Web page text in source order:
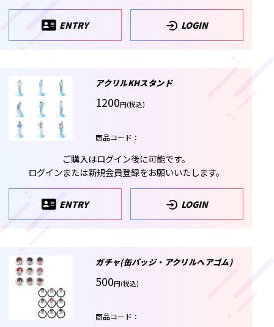
ENTRY LOGIN
アクリルKHスタンド
1200円(税込)
商品コード：
ご購入はログイン後に可能です。
ログインまたは新規会員登録をお願いいたします。
ENTRY LOGIN
ガチャ(缶バッジ・アクリルヘアゴム)
500円(税込)
商品コード：